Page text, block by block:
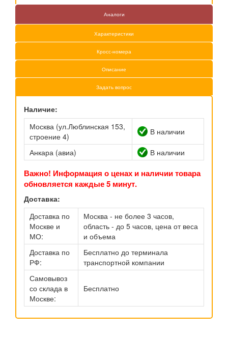
Аналоги
Характеристики
Кросс-номера
Описание
Задать вопрос
Наличие:
Москва (ул.Люблинская 153,
строение 4)
В наличии
Анкара (авиа) В наличии
Важно! Информация о ценах и наличии товара
обновляется каждые 5 минут.
Доставка:
Доставка по
Москве и
МО:
Москва - не более 3 часов,
область - до 5 часов, цена от веса
и объема
Доставка по
РФ:
Бесплатно до терминала
транспортной компании
Самовывоз
со склада в
Москве:
Бесплатно